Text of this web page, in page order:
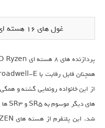
غول های 16 هسته ای AMD Ryzen لو رفتند!